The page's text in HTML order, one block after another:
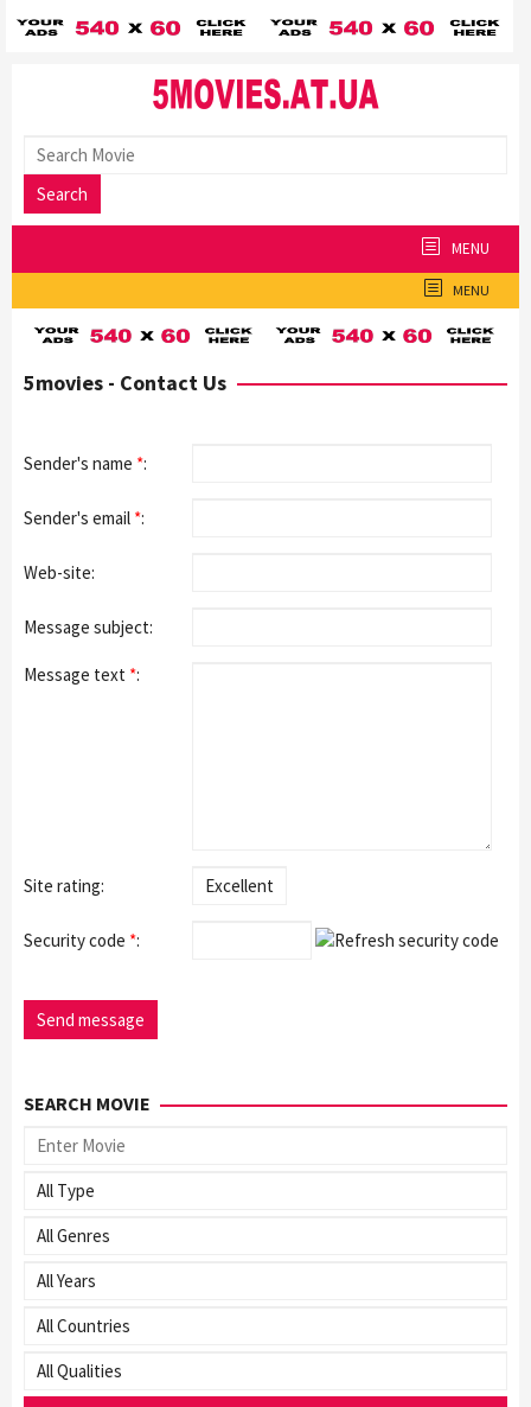
to
Search
MENU
MENU
5movies - Contact Us
on
Sender's name *:
Sender's email *:
Web-site:
Message subject:
Message text *:
Site rating:
Security code *:
SEARCH MOVIE